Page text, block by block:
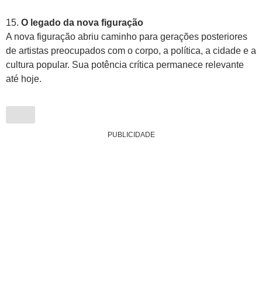
15. O legado da nova figuração
A nova figuração abriu caminho para gerações posteriores
de artistas preocupados com o corpo, a política, a cidade e a
cultura popular. Sua potência crítica permanece relevante
até hoje.
PUBLICIDADE